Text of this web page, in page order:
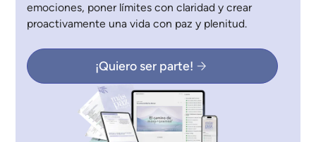
emociones, poner límites con claridad y crear
proactivamente una vida con paz y plenitud.
¡Quiero ser parte!